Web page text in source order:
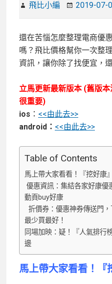
飛比小編 2019-07-
還在苦惱怎麼整理電商優
嗎？飛比價格幫你一次整
資訊，讓你除了找便宜，
立馬更新最新版本 (舊版本
很重要)
ios ： <<由此去>>
android： <<由此去>>
Table of Contents
馬上帶大家看看！『挖好康
優惠資訊：集結各家好康優
動頁buy好康
折價券：優惠神券傳送門
最少買最好！
同場加映：疑！『人氣排行
邊
馬上帶大家看看！ 『